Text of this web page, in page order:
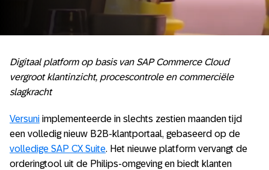
Digitaal platform op basis van SAP Commerce Cloud
vergroot klantinzicht, procescontrole en commerciële
slagkracht
Versuni implementeerde in slechts zestien maanden tijd
een volledig nieuw B2B-klantportaal, gebaseerd op de
volledige SAP CX Suite. Het nieuwe platform vervangt de
orderingtool uit de Philips-omgeving en biedt klanten